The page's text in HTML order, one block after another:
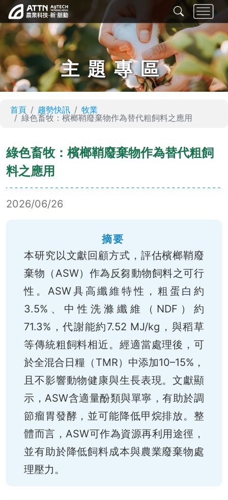
主題專區
首頁 趨勢快訊
牧業
綠色畜牧：檳榔鞘廢棄物作為替代粗飼料之應用
綠色畜牧：檳榔鞘廢棄物作為替代粗飼
料之應用
2026/06/26
摘要
本研究以文獻回顧方式，評估檳榔鞘廢
棄物（ASW）作為反芻動物飼料之可行
性。ASW具高纖維特性，粗蛋白約
3.5%、中性洗滌纖維（NDF）約
71.3%，代謝能約7.52 MJ/kg，與稻草
等傳統粗飼料相近。經適當處理後，可
於全混合日糧（TMR）中添加10–15%，
且不影響動物健康與生長表現。文獻顯
示，ASW含適量酚類與單寧，有助於調
節瘤胃發酵，並可能降低甲烷排放。整
體而言，ASW可作為資源再利用途徑，
並有助於降低飼料成本與農業廢棄物處
理壓力。